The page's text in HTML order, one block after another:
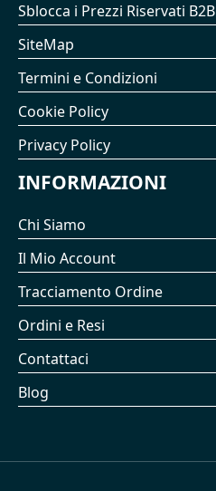
Sblocca i Prezzi Riservati B2B
SiteMap
Termini e Condizioni
Cookie Policy
Privacy Policy
INFORMAZIONI
Chi Siamo
Il Mio Account
Tracciamento Ordine
Ordini e Resi
Contattaci
Blog